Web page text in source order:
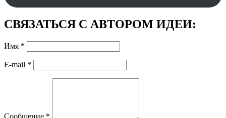
СВЯЗАТЬСЯ С АВТОРОМ ИДЕИ:
Имя *
E-mail *
Сообщение *